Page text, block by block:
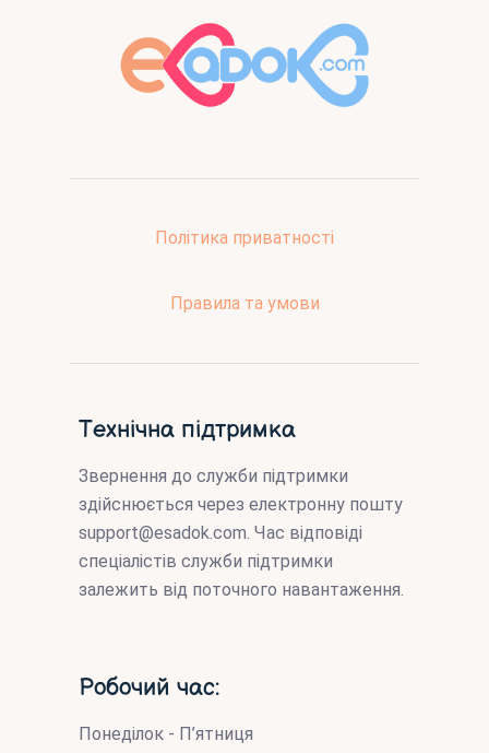
Політика приватності
Правила та умови
Технічна підтримка
Звернення до служби підтримки
здійснюється через електронну пошту
support@esadok.com . Час відповіді
спеціалістів служби підтримки
залежить від поточного навантаження.
Робочий час:
Понеділок - П’ятниця